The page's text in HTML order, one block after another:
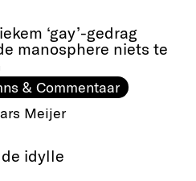
‘gay’-gedrag
manosphere niets te
& Commentaar
Meijer
idylle